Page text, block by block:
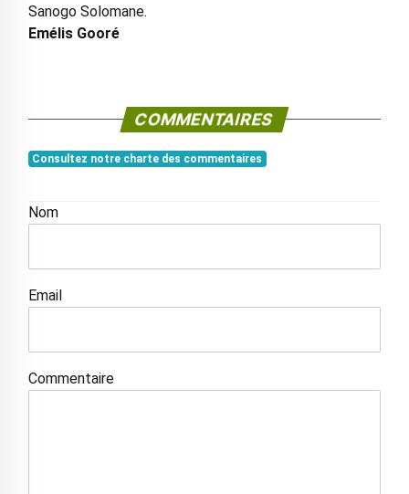
Sanogo Solomane.
Emélis Gooré
COMMENTAIRES
Consultez notre charte des commentaires
Nom
Email
Commentaire